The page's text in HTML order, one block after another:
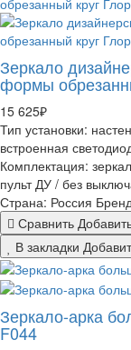
Зеркало
формы
15 625₽
Тип установки:
встроенная
Комплектация:
пульт ДУ / без
Страна: Россия
Сравнить
В закладки
Зеркало-арка
F044